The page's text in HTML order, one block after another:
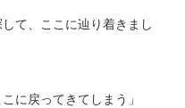
て、ここに辿り着きまし
に戻ってきてしまう」